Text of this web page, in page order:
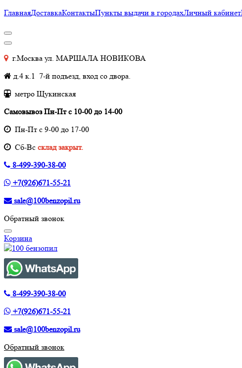
ГлавнаяДоставкаКонтактыПункты выдачи в городахЛичный кабинет
г.Москва ул. МАРШАЛА НОВИКОВА
д.4 к.1 7-й подъезд, вход со двора.
метро Щукинская
Самовывоз Пн-Пт с 10-00 до 14-00
Пн-Пт с 9-00 до 17-00
Cб-Вс склад закрыт.
8-499-390-38-00
+7(926)671-55-21
sale@100benzopil.ru
Обратный звонок
Корзина
8-499-390-38-00
+7(926)671-55-21
sale@100benzopil.ru
Обратный звонок